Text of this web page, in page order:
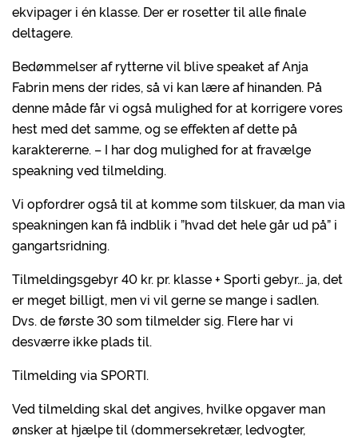
ekvipager i én klasse. Der er rosetter til alle finale
deltagere.
Bedømmelser af rytterne vil blive speaket af Anja
Fabrin mens der rides, så vi kan lære af hinanden. På
denne måde får vi også mulighed for at korrigere vores
hest med det samme, og se effekten af dette på
karaktererne. – I har dog mulighed for at fravælge
speakning ved tilmelding.
Vi opfordrer også til at komme som tilskuer, da man via
speakningen kan få indblik i ”hvad det hele går ud på” i
gangartsridning.
Tilmeldingsgebyr 40 kr. pr. klasse + Sporti gebyr… ja, det
er meget billigt, men vi vil gerne se mange i sadlen.
Dvs. de første 30 som tilmelder sig. Flere har vi
desværre ikke plads til.
Tilmelding via SPORTI.
Ved tilmelding skal det angives, hvilke opgaver man
ønsker at hjælpe til (dommersekretær, ledvogter,